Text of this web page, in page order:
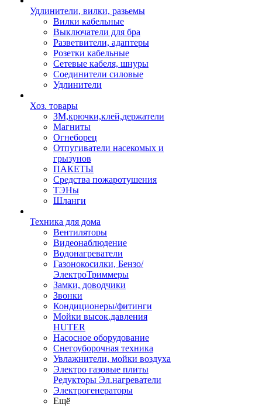
Удлинители, вилки, разьемы
Вилки кабельные
Выключатели для бра
Разветвители, адаптеры
Розетки кабельные
Сетевые кабеля, шнуры
Соединители силовые
Удлинители
Хоз. товары
ЗМ,крючки,клей,держатели
Магниты
Огнеборец
Отпугиватели насекомых и
грызунов
ПАКЕТЫ
Средства пожаротушения
ТЭНы
Шланги
Техника для дома
Вентиляторы
Видеонаблюдение
Водонагреватели
Газонокосилки, Бензо/
ЭлектроТриммеры
Замки, доводчики
Звонки
Кондиционеры/фитинги
Мойки высок.давления
HUTER
Насосное оборудование
Снегоуборочная техника
Увлажнители, мойки воздуха
Электро газовые плиты
Редукторы Эл.нагреватели
Электрогенераторы
Ещё